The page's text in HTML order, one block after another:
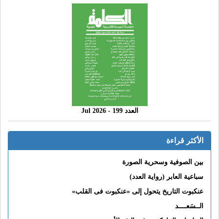
العدد 199 - 2026 Jul
الأكثر قراءة
بين الصوفية وسحرية الصورة
سباعية العابر (رواية العدد)
عنكبوت التاريخ يتحول إلى «عنكبوت فى القلب»
الــسَعــــد